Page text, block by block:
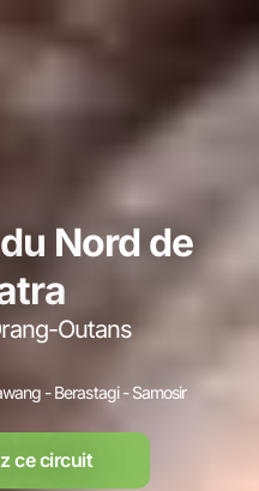
Nord de
Outans
- Berastagi - Samosir
ce circuit